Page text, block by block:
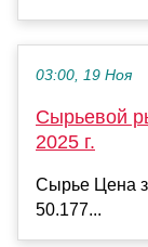
03:00, 19 Ноя
Сырьевой
2025 г.
Сырье Цена
50.177...